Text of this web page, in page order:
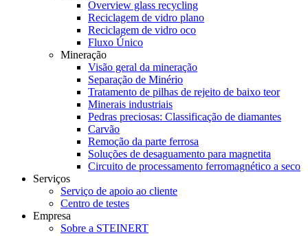
Overview glass recycling
Reciclagem de vidro plano
Reciclagem de vidro oco
Fluxo Único
Mineração
Visão geral da mineração
Separação de Minério
Tratamento de pilhas de rejeito de baixo teor
Minerais industriais
Pedras preciosas: Classificação de diamantes
Carvão
Remoção da parte ferrosa
Soluções de desaguamento para magnetita
Circuito de processamento ferromagnético a seco
Serviços
Serviço de apoio ao cliente
Centro de testes
Empresa
Sobre a STEINERT